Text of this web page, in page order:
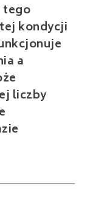
tego
kondycji
a
liczby